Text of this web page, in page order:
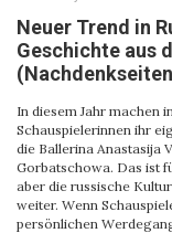
Neuer Trend in
Geschichte aus
In diesem Jahr machen
Schauspielerinnen ihr
die Ballerina Anastasija
Gorbatschowa. Das ist
aber die russische
weiter. Wenn
persönlichen